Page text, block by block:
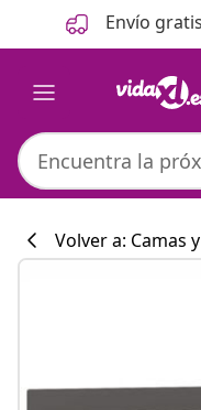
Anterior
Siguiente Envío
Volver a: Camas